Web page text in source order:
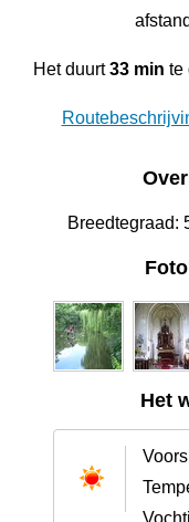
Het duurt33 min te
Breedtegraad:
Het